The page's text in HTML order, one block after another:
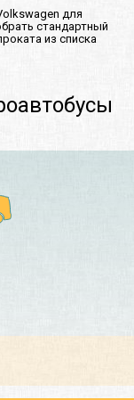
для
стандартный
из списка